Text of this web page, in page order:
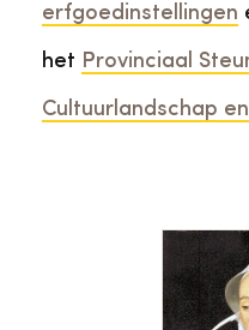
erfgoedinstellingen
het Provinciaal
Cultuurlandschap